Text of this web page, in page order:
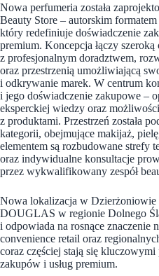
Nowa perfumeria została
Beauty Store – autorskim
który redefiniuje doświadczenie
premium. Koncepcja łączy
z profesjonalnym doradztwem,
oraz przestrzenią umożliwiającą
i odkrywanie marek. W centrum
i jego doświadczenie zakupowe –
eksperckiej wiedzy oraz
z produktami. Przestrzeń została
kategorii, obejmujące makijaż,
elementem są rozbudowane strefy
oraz indywidualne konsultacje
przez wykwalifikowany zespół
Nowa lokalizacja w Dzierżoniowie
DOUGLAS w regionie Dolnego
i odpowiada na rosnące znaczenie
convenience retail oraz
coraz częściej stają się
zakupów i usług premium.